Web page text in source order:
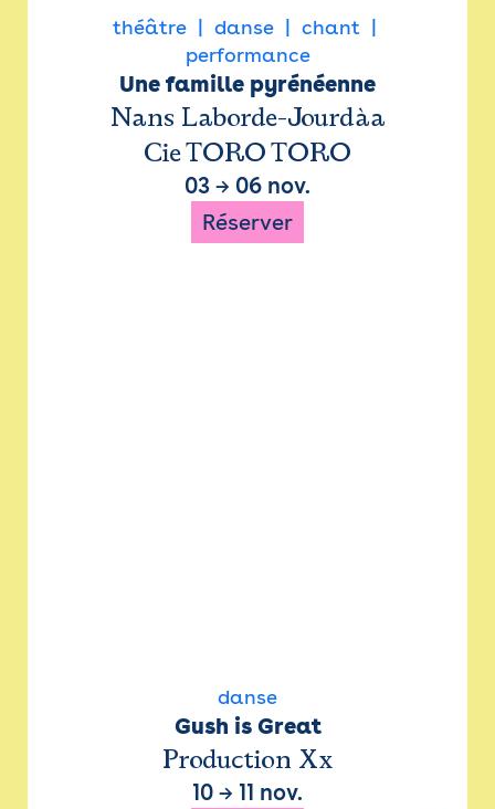
théâtre danse
chant
performance
Une famille pyrénéenne
Nans Laborde-Jourdàa
Cie TORO TORO
03 → 06 nov.
Réserver
danse
Gush is Great
Production Xx
10 → 11 nov.